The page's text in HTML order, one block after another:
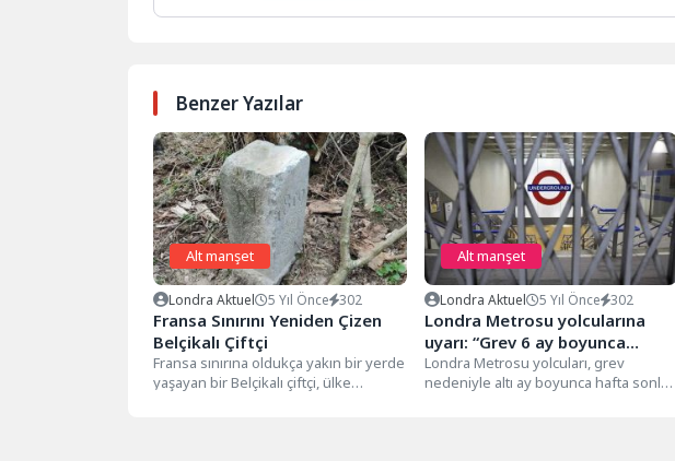
Benzer Yazılar
Alt manşet
Londra Aktuel 5 Yıl Önce 302
Fransa Sınırını Yeniden Çizen
Belçikalı Çiftçi
Fransa sınırına oldukça yakın bir yerde
yaşayan bir Belçikalı çiftçi, ülke
Alt manşet
Londra Aktuel 5 Yıl Önce 302
Londra Metrosu yolcularına
uyarı: “Grev 6 ay boyunca
sürecek”
Londra Metrosu yolcuları, grev
nedeniyle altı ay boyunca hafta sonları